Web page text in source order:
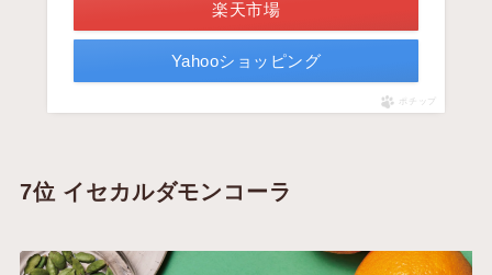
楽天市場
Yahooショッピング
ポチップ
7位 イセカルダモンコーラ